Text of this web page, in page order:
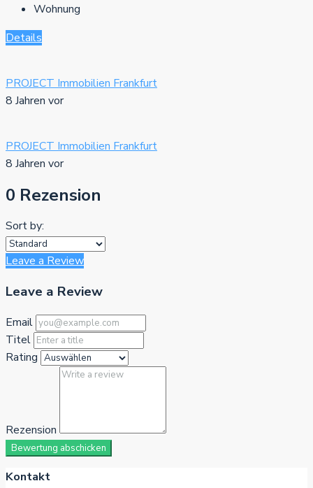
Wohnung
Details
PROJECT Immobilien Frankfurt
8 Jahren vor
PROJECT Immobilien Frankfurt
8 Jahren vor
0 Rezension
Sort by:
Leave a Review
Leave a Review
Email
Titel
Rating
Rezension
Bewertung abschicken
Kontakt